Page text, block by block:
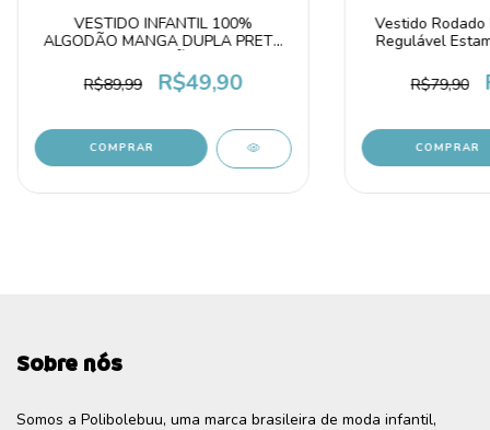
VESTIDO INFANTIL 100%
ALGODÃO MANGA DUPLA PRETO
R$89,99
R$49,90
COMPRAR
Vestido
Regulável
R$79,90
COMPRAR
Sobre nós
Somos a Polibolebuu, uma marca brasileira de moda infantil,